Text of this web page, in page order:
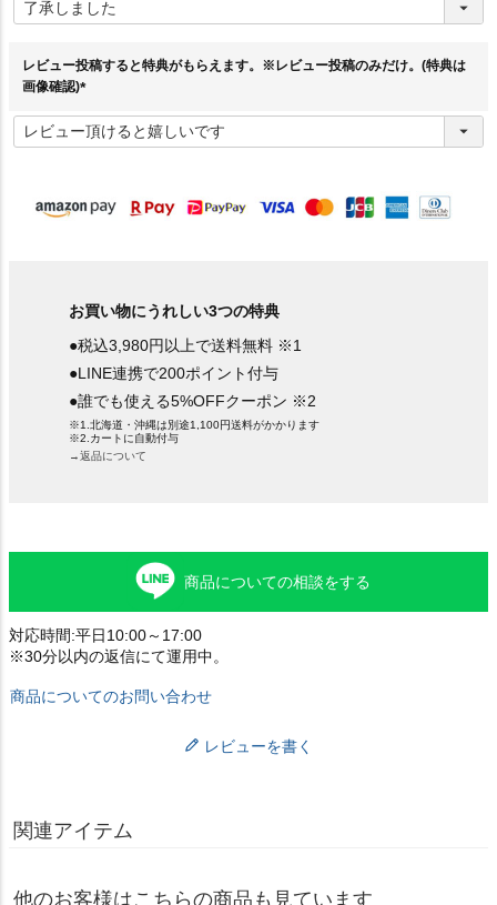
須
レビュー投稿すると特典がもらえます。※レビュー投稿のみだけ。(特典は
画像確認)
必
須
お買い物にうれしい3つの特典
●税込3,980円以上で送料無料 ※1
●LINE連携で200ポイント付与
●誰でも使える5%OFFクーポン ※2
※1.北海道・沖縄は別途1,100円送料がかかります
※2.カートに自動付与
→返品について
商品についての相談をする
対応時間:平日10:00～17:00
※30分以内の返信にて運用中。
商品についてのお問い合わせ
レビューを書く
関連アイテム
他のお客様はこちらの商品も見ています